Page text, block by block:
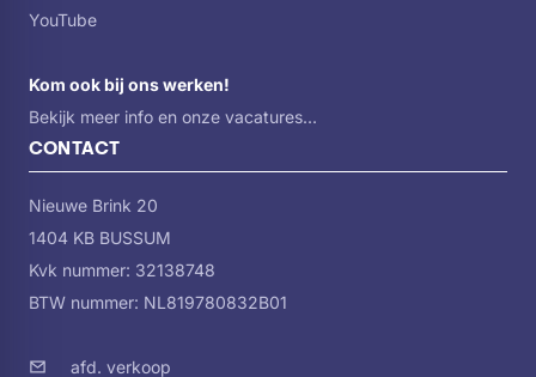
YouTube
Kom ook bij ons werken!
Bekijk meer info en onze vacatures...
CONTACT
Nieuwe Brink 20
1404 KB BUSSUM
Kvk nummer: 32138748
BTW nummer: NL819780832B01
afd. verkoop